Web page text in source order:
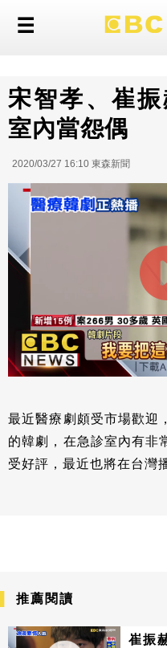
宋智孝、崔
室內當怨偶
2020/03/27 16:10 東森新聞
最近醫療劇頗受市場歡迎
的韓劇，在急診室內有非
受好評，最近也將在台灣
推薦閱讀
崔振